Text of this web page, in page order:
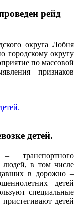
рейд
округа Лобня
округу
по массовой
признаков
детей.
людей, в том числе
в дорожно –
детей
специальные
детей